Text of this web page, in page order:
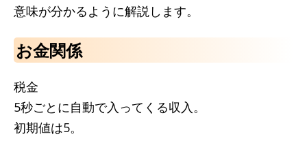
意味が分かるように解説します。
お金関係
税金
5秒ごとに自動で入ってくる収入。
初期値は5。